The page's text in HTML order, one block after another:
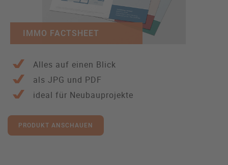
IMMO FACTSHEET
Alles auf einen Blick
als JPG und PDF
ideal für Neubauprojekte
PRODUKT ANSCHAUEN